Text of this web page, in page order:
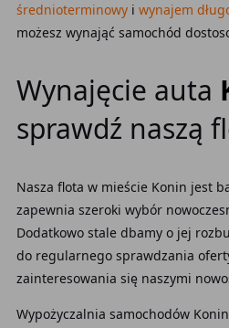
średnioterminowyi wynajem
możesz wynająć samochód
Wynajęcie auta
sprawdź naszą
Nasza flota w mieście Konin jest
zapewnia szeroki wybór
Dodatkowo stale dbamy o jej
do regularnego sprawdzania
zainteresowania się naszymi
Wypożyczalnia samochodów